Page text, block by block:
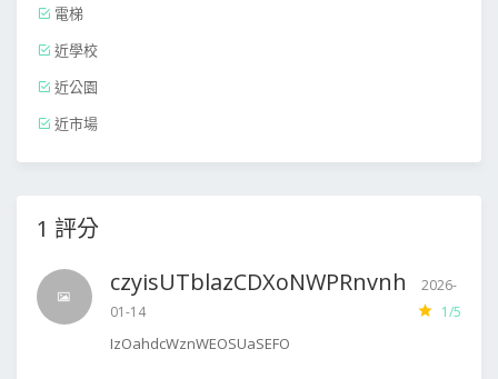
電梯
近學校
近公園
近市場
1 評分
czyisUTblazCDXoNWPRnvnh
2026-
01-14
1/5
IzOahdcWznWEOSUaSEFO